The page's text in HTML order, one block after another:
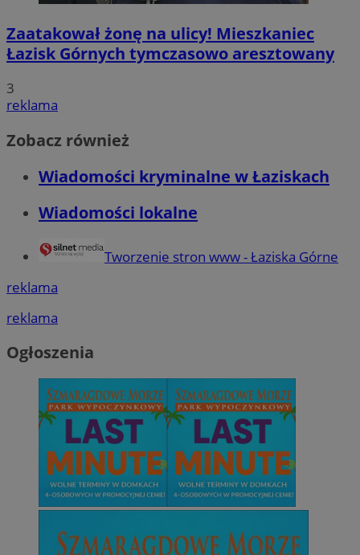
Zaatakował żonę na ulicy! Mieszkaniec
Łazisk Górnych tymczasowo aresztowany
3
reklama
Zobacz również
Wiadomości kryminalne w Łaziskach
Wiadomości lokalne
Tworzenie stron www - Łaziska Górne
reklama
reklama
Ogłoszenia